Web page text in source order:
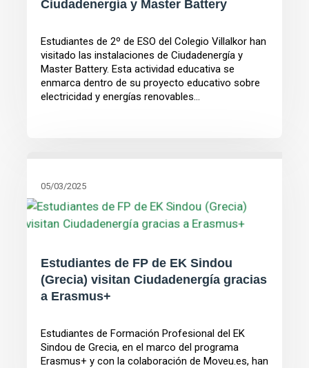
Ciudadenergía y Master Battery
Estudiantes de 2º de ESO del Colegio Villalkor han
visitado las instalaciones de Ciudadenergía y
Master Battery. Esta actividad educativa se
enmarca dentro de su proyecto educativo sobre
electricidad y energías renovables...
05/03/2025
Estudiantes de FP de EK Sindou
(Grecia) visitan Ciudadenergía gracias
a Erasmus+
Estudiantes de Formación Profesional del EK
Sindou de Grecia, en el marco del programa
Erasmus+ y con la colaboración de Moveu.es, han